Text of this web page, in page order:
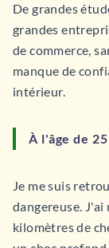
De grandes
grandes
de commerce,
manque de
intérieur.
À l'âge de
Je me suis
dangereuse. J'ai
kilomètres de